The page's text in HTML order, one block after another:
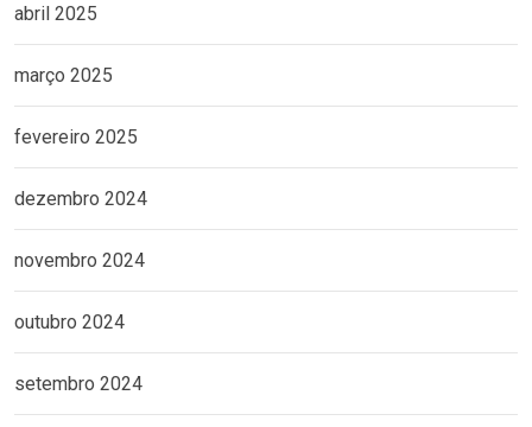
abril 2025
março 2025
fevereiro 2025
dezembro 2024
novembro 2024
outubro 2024
setembro 2024